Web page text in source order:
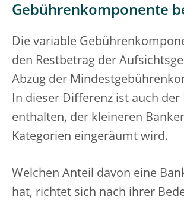
Gebührenkomponente
Die variable
den Restbetrag der
Abzug der
In dieser Differenz ist auch der
enthalten, der kleineren
Kategorien eingeräumt wird.
Welchen Anteil davon eine
hat, richtet sich nach ihrer